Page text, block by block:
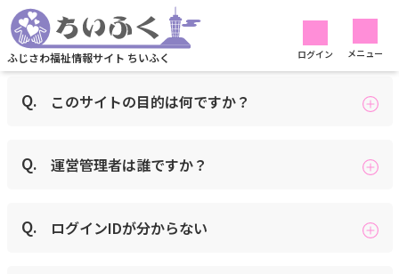
ふじさわ福祉情報サイト ちいふく ログイン メニュー
よくある質問
検索
Q. このサイトの目的は何ですか？
Q. 運営管理者は誰ですか？
Q. ログインIDが分からない